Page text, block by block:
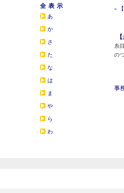
全表示
あ
か
さ
た
な
は
ま
や
ら
わ
« 【
糸
の
事